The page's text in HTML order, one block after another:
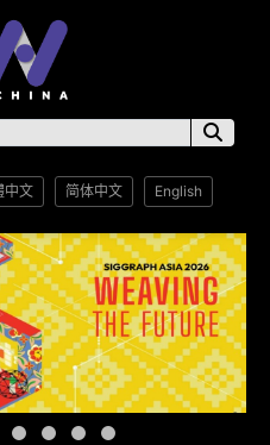
中文 简体中文 English